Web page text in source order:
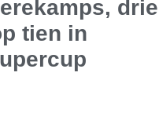
drie
tien in